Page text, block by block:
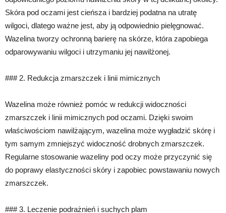
Skóra pod oczami jest cieńsza i bardziej podatna na utratę
wilgoci, dlatego ważne jest, aby ją odpowiednio pielęgnować.
Wazelina tworzy ochronną barierę na skórze, która zapobiega
odparowywaniu wilgoci i utrzymaniu jej nawilżonej.
### 2. Redukcja zmarszczek i linii mimicznych
Wazelina może również pomóc w redukcji widoczności
zmarszczek i linii mimicznych pod oczami. Dzięki swoim
właściwościom nawilżającym, wazelina może wygładzić skórę i
tym samym zmniejszyć widoczność drobnych zmarszczek.
Regularne stosowanie wazeliny pod oczy może przyczynić się
do poprawy elastyczności skóry i zapobiec powstawaniu nowych
zmarszczek.
### 3. Leczenie podrażnień i suchych plam